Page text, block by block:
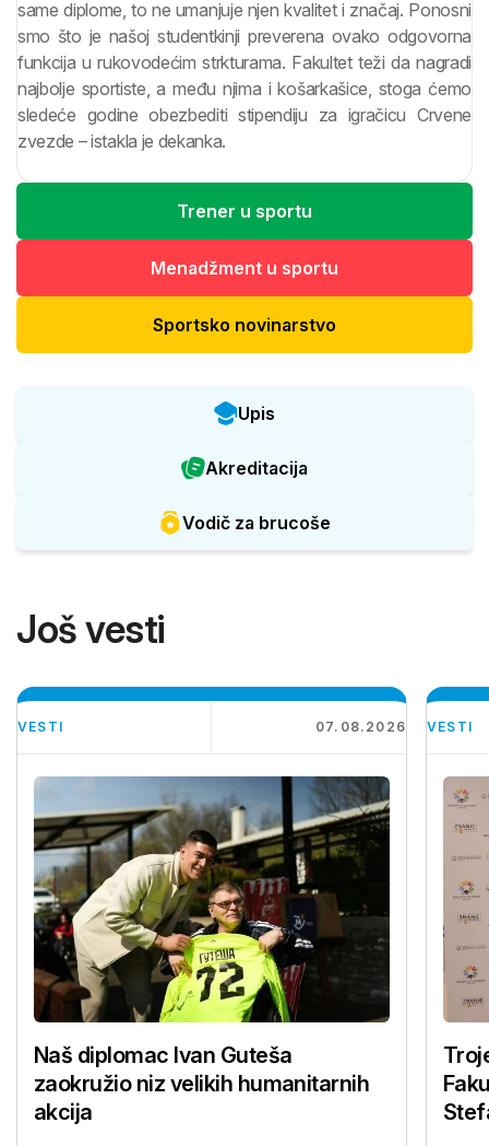
same diplome, to ne umanjuje njen kvalitet i značaj. Ponosni
smo što je našoj studentkinji preverena ovako odgovorna
funkcija u rukovodećim strkturama. Fakultet teži da nagradi
najbolje sportiste, a među njima i košarkašice, stoga ćemo
sledeće godine obezbediti stipendiju za igračicu Crvene
zvezde – istakla je dekanka.
Trener u sportu
Menadžment u sportu
Sportsko novinarstvo
Upis
Akreditacija
Vodič za brucoše
Još vesti
VESTI 07.08.2026
Naš diplomac Ivan Guteša
zaokružio niz velikih humanitarnih
akcija
VESTI